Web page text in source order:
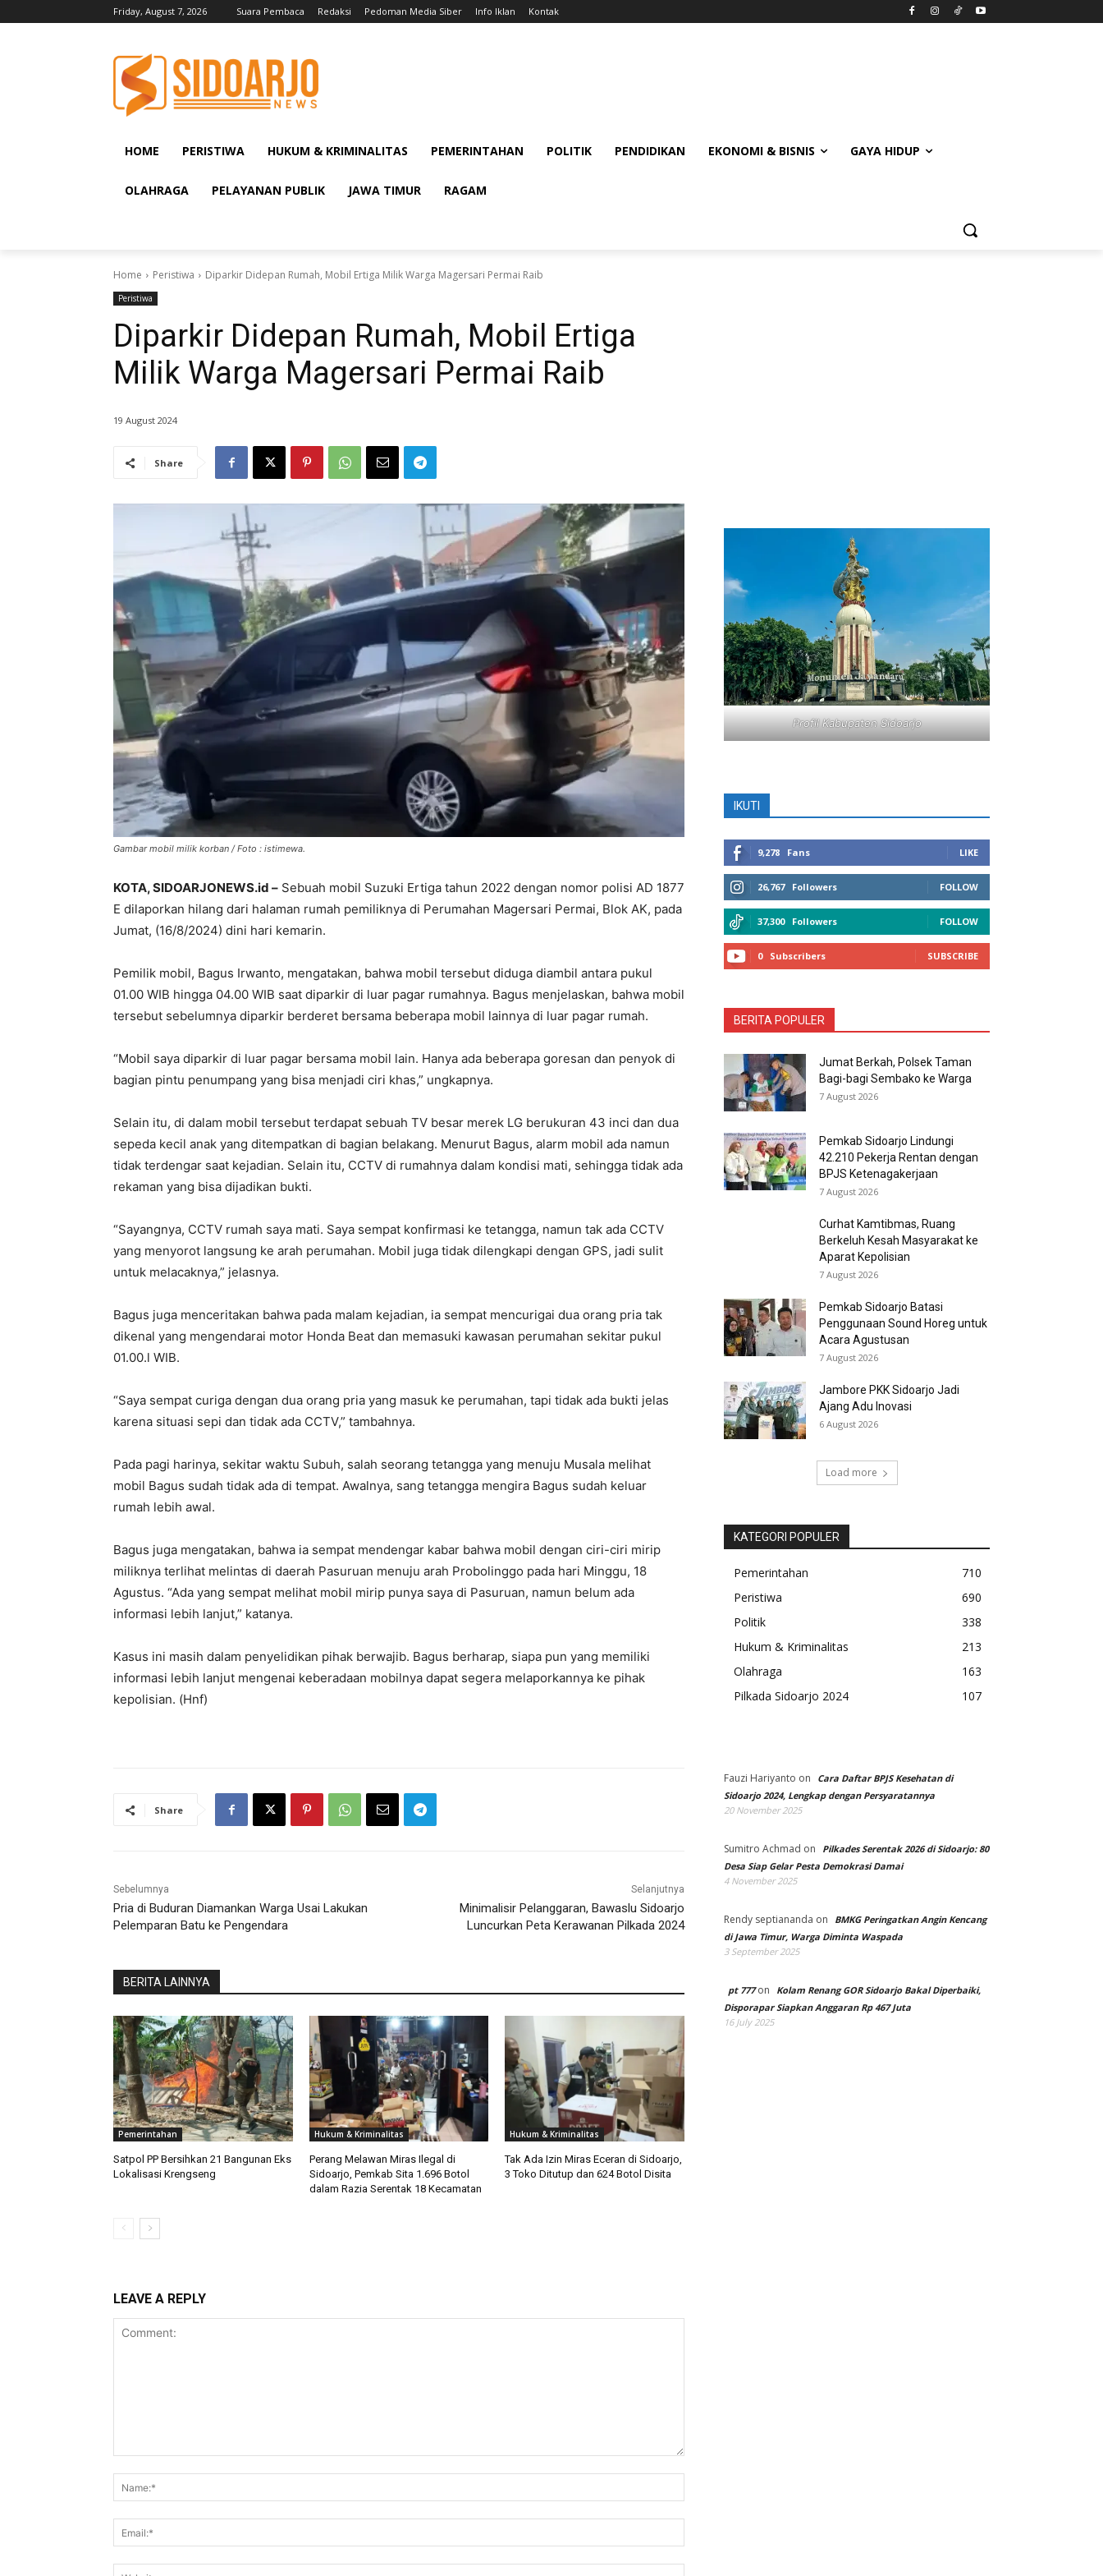
Friday, August 7, 2026 Suara Pembaca Redaksi Pedoman Media Siber Info Iklan Kontak
HOME PERISTIWA HUKUM & KRIMINALITAS PEMERINTAHAN POLITIK PENDIDIKAN EKONOMI & BISNIS GAYA HIDUP
OLAHRAGA PELAYANAN PUBLIK JAWA TIMUR RAGAM
Home Peristiwa Diparkir Didepan Rumah, Mobil Ertiga Milik Warga Magersari Permai Raib
Peristiwa
Diparkir Didepan Rumah, Mobil Ertiga
Milik Warga Magersari Permai Raib
19 August 2024
Share
Gambar mobil milik korban / Foto : istimewa.
KOTA, SIDOARJONEWS.id – Sebuah mobil Suzuki Ertiga tahun 2022 dengan nomor polisi AD 1877
E dilaporkan hilang dari halaman rumah pemiliknya di Perumahan Magersari Permai, Blok AK, pada
Jumat, (16/8/2024) dini hari kemarin.
Pemilik mobil, Bagus Irwanto, mengatakan, bahwa mobil tersebut diduga diambil antara pukul
01.00 WIB hingga 04.00 WIB saat diparkir di luar pagar rumahnya. Bagus menjelaskan, bahwa mobil
tersebut sebelumnya diparkir berderet bersama beberapa mobil lainnya di luar pagar rumah.
“Mobil saya diparkir di luar pagar bersama mobil lain. Hanya ada beberapa goresan dan penyok di
bagian pintu penumpang yang bisa menjadi ciri khas,” ungkapnya.
Selain itu, di dalam mobil tersebut terdapat sebuah TV besar merek LG berukuran 43 inci dan dua
sepeda kecil anak yang ditempatkan di bagian belakang. Menurut Bagus, alarm mobil ada namun
tidak terdengar saat kejadian. Selain itu, CCTV di rumahnya dalam kondisi mati, sehingga tidak ada
rekaman yang bisa dijadikan bukti.
“Sayangnya, CCTV rumah saya mati. Saya sempat konfirmasi ke tetangga, namun tak ada CCTV
yang menyorot langsung ke arah perumahan. Mobil juga tidak dilengkapi dengan GPS, jadi sulit
untuk melacaknya,” jelasnya.
Bagus juga menceritakan bahwa pada malam kejadian, ia sempat mencurigai dua orang pria tak
dikenal yang mengendarai motor Honda Beat dan memasuki kawasan perumahan sekitar pukul
01.00.l WIB.
“Saya sempat curiga dengan dua orang pria yang masuk ke perumahan, tapi tidak ada bukti jelas
karena situasi sepi dan tidak ada CCTV,” tambahnya.
Pada pagi harinya, sekitar waktu Subuh, salah seorang tetangga yang menuju Musala melihat
mobil Bagus sudah tidak ada di tempat. Awalnya, sang tetangga mengira Bagus sudah keluar
rumah lebih awal.
Bagus juga mengatakan, bahwa ia sempat mendengar kabar bahwa mobil dengan ciri-ciri mirip
miliknya terlihat melintas di daerah Pasuruan menuju arah Probolinggo pada hari Minggu, 18
Agustus. “Ada yang sempat melihat mobil mirip punya saya di Pasuruan, namun belum ada
informasi lebih lanjut,” katanya.
Kasus ini masih dalam penyelidikan pihak berwajib. Bagus berharap, siapa pun yang memiliki
informasi lebih lanjut mengenai keberadaan mobilnya dapat segera melaporkannya ke pihak
kepolisian. (Hnf)
Share
Sebelumnya
Pria di Buduran Diamankan Warga Usai Lakukan
Pelemparan Batu ke Pengendara
Selanjutnya
Minimalisir Pelanggaran, Bawaslu Sidoarjo
Luncurkan Peta Kerawanan Pilkada 2024
BERITA LAINNYA
Pemerintahan
Satpol PP Bersihkan 21 Bangunan Eks
Lokalisasi Krengseng
Hukum & Kriminalitas
Perang Melawan Miras Ilegal di
Sidoarjo, Pemkab Sita 1.696 Botol
dalam Razia Serentak 18 Kecamatan
Hukum & Kriminalitas
Tak Ada Izin Miras Eceran di Sidoarjo,
3 Toko Ditutup dan 624 Botol Disita
LEAVE A REPLY
Profil Kabupaten Sidoarjo
IKUTI
9,278 Fans LIKE
26,767 Followers FOLLOW
37,300 Followers FOLLOW
0 Subscribers SUBSCRIBE
BERITA POPULER
Jumat Berkah, Polsek Taman
Bagi-bagi Sembako ke Warga
7 August 2026
Pemkab Sidoarjo Lindungi
42.210 Pekerja Rentan dengan
BPJS Ketenagakerjaan
7 August 2026
Curhat Kamtibmas, Ruang
Berkeluh Kesah Masyarakat ke
Aparat Kepolisian
7 August 2026
Pemkab Sidoarjo Batasi
Penggunaan Sound Horeg untuk
Acara Agustusan
7 August 2026
Jambore PKK Sidoarjo Jadi
Ajang Adu Inovasi
6 August 2026
Load more
KATEGORI POPULER
Pemerintahan
710
Peristiwa
690
Politik
338
Hukum & Kriminalitas
213
Olahraga
163
Pilkada Sidoarjo 2024
107
Fauzi Hariyanto on
Cara Daftar BPJS Kesehatan di
Sidoarjo 2024, Lengkap dengan Persyaratannya
20 November 2025
Sumitro Achmad on
Pilkades Serentak 2026 di Sidoarjo: 80
Desa Siap Gelar Pesta Demokrasi Damai
4 November 2025
Rendy septiananda on
BMKG Peringatkan Angin Kencang
di Jawa Timur, Warga Diminta Waspada
3 September 2025
pt 777on
Kolam Renang GOR Sidoarjo Bakal Diperbaiki,
Disporapar Siapkan Anggaran Rp 467 Juta
16 July 2025